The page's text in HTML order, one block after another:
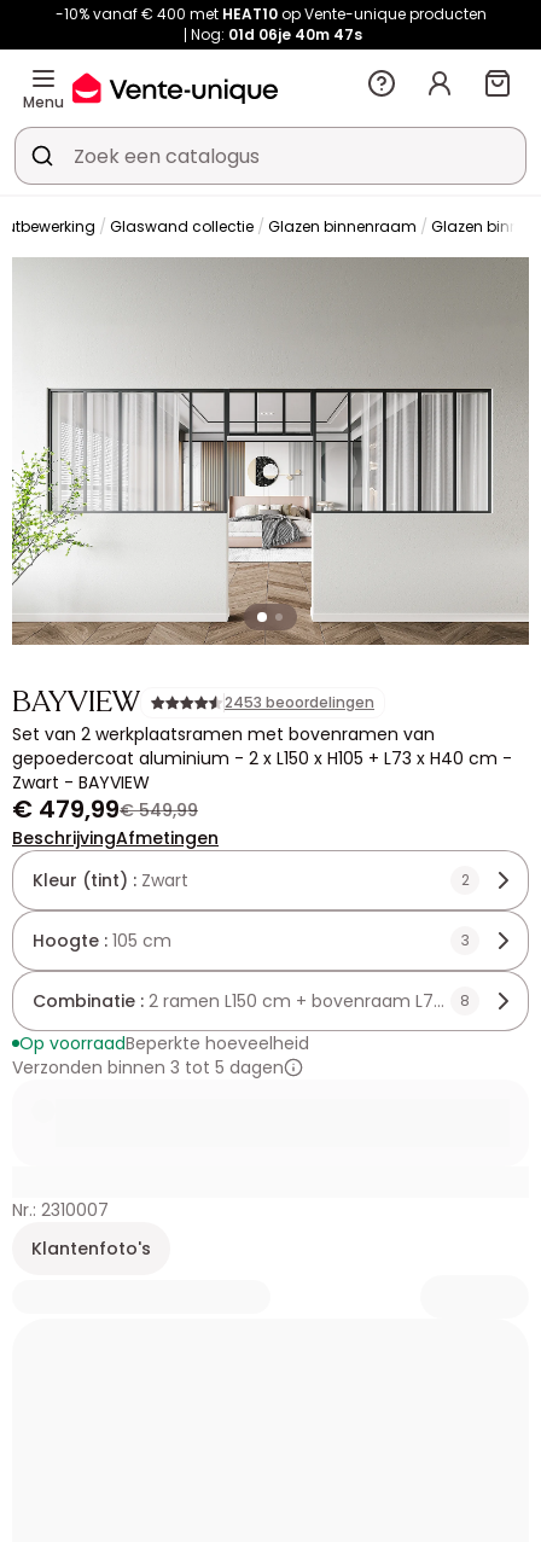
-10% vanaf € 400 met HEAT10op Vente-unique producten
Nog: 01d 06je 40m 46s
Menu
Glaswand collectie Glazen binnenraam Glazen
BAYVIEW 2453 beoordelingen
Set van 2 werkplaatsramen met bovenramen van
gepoedercoat aluminium - 2 x L150 x H105 + L73 x H40 cm -
Zwart - BAYVIEW
€ 479,99€ 549,99
BeschrijvingAfmetingen
Kleur (tint) : Zwart 2
Hoogte : 105 cm 3
Combinatie : 2 ramen L150 cm + bovenraam L73 cm
8
Op voorraadBeperkte hoeveelheid
Verzonden binnen 3 tot 5 dagen
Nr.: 2310007
Klantenfoto's